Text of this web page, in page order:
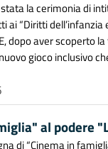
la cerimonia di
ai “Diritti dell’infanzia
dopo aver scoperto
gioco inclusivo
al podere
di “Cinema in